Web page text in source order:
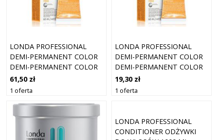
LONDA PROFESSIONAL
DEMI-PERMANENT COLOR
DEMI-PERMANENT COLOR
CREME DEMI-
PERMANENTNA FARBA DO
61,50 zł
1 oferta
LONDA PROFESSIONAL
DEMI-PERMANENT COLOR
DEMI-PERMANENT COLOR
CREME DEMI-
PERMANENTNA FARBA DO
19,30 zł
1 oferta
LONDA PROFESSIONAL
CONDITIONER ODŻYWKI